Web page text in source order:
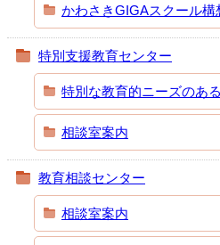
かわさきGIGAスクール構
特別支援教育センター
特別な教育的ニーズのあ
相談室案内
教育相談センター
相談室案内